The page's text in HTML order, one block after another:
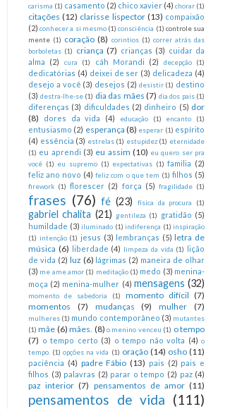
carisma (1) casamento (2) chico xavier (4) chorar (1)
citações (12) clarisse lispector (13) compaixão
(2) conhecer a si mesmo (1) consciência (1) controle sua
mente (1) coração (8) corintios (1) correr atrás das
borboletas (1) criança (7) crianças (3) cuidar da
alma
(2) cura (1) cáh Morandi (2) decepção (1)
dedicatórias (4) deixei de ser (3) delicadeza (4)
desejo a você (3) desejos (2) desistir (1) destino
(3) destra-lhe-se (1) dia das mães (7) dia dos pais (1)
diferenças (3) dificuldades (2) dinheiro (5) dor
(8)
dores da vida (4) educação (1) encanto (1)
entusiasmo (2) esperança (8) esperar (1) espírito
(4) essência (3) estrelas (1) estupidez (1) eternidade
(1) eu aprendi (3) eu assim (10) eu quero ser pra
você (1) eu supremo (1) expectativas (1) familia (2)
feliz ano novo (4) feliz com o que tem (1) filhos (5)
firework (1) florescer (2) força (5) fragilidade (1)
frases (76) fé (23) física da procura (1)
gabriel chalita (21) gentileza (1) gratidão (5)
humildade (3) iluminado (1) indiferença (1) inspiração
(1) intenção (1) jesus (3) lembranças (5) letra de
música (6) liberdade (4) limpeza da vida (1)
lição
de vida (2) luz (6) lágrimas (2) maneira de olhar
(3) me ame amor (1) meditação (1) medo (3) menina-
moça (2) menina-mulher (4) mensagens (32)
momento de sabedoria (1) momento difícil (7)
momentos
(7) mudanças (9) mulher (7)
mulheres (1) mundo contemporâneo (3) mutantes
(1) mãe (6) mães. (8) o menino venceu (1) o tempo
(7) o tempo certo (3) o tempo não volta (4) o
tempo. (1) opções na vida (1) oração (14) osho (11)
paciência (4) padre Fábio (13) pais (2) pais e
filhos (3) palavras (2) parar o tempo (2) paz (4)
paz interior (7) pensamentos de amor (11)
pensamentos de vida (111)